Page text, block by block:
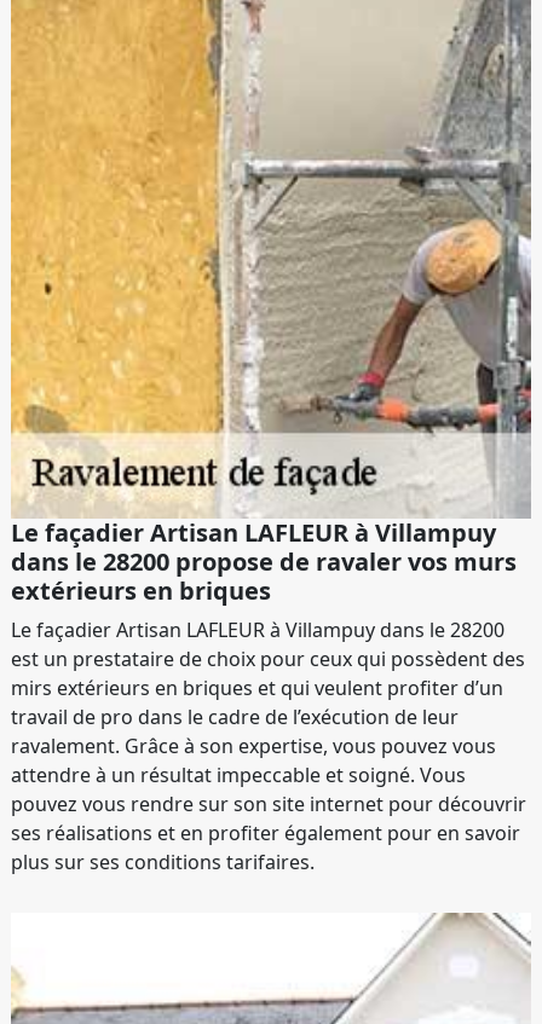
Le façadier Artisan LAFLEUR à Villampuy
dans le 28200 propose de ravaler vos murs
extérieurs en briques
Le façadier Artisan LAFLEUR à Villampuy dans le 28200
est un prestataire de choix pour ceux qui possèdent des
mirs extérieurs en briques et qui veulent profiter d’un
travail de pro dans le cadre de l’exécution de leur
ravalement. Grâce à son expertise, vous pouvez vous
attendre à un résultat impeccable et soigné. Vous
pouvez vous rendre sur son site internet pour découvrir
ses réalisations et en profiter également pour en savoir
plus sur ses conditions tarifaires.